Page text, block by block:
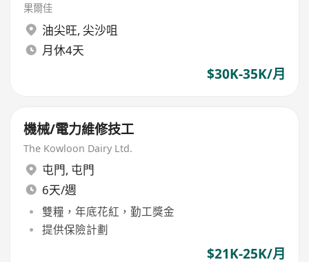
果爾佳
油尖旺, 尖沙咀
月休4天
$30K-35K/月
機械/電力維修技工
The Kowloon Dairy Ltd.
屯門, 屯門
6天/週
雙糧，年底花紅，勤工獎金
提供保險計劃
$21K-25K/月